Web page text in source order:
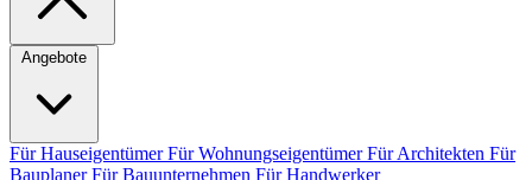
Angebote
Für HauseigentümerFür WohnungseigentümerFür Architekten Für
BauplanerFür Bauunternehmen Für Handwerker